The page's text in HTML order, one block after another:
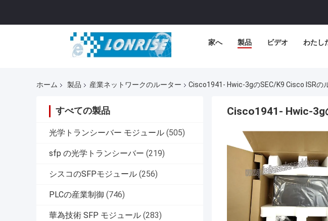
家へ 製品 ビデオ わたし
ホーム 製品 産業ネットワークのルーター Cisco1941- Hwic-3gのSEC/K9 Cisco ISRの
すべての製品
光学トランシーバー モジュール (505)
sfp の光学トランシーバー (219)
シスコのSFPモジュール (256)
PLCの産業制御 (746)
華為技術 SFP モジュール (283)
Cisco1941- Hwic-3g